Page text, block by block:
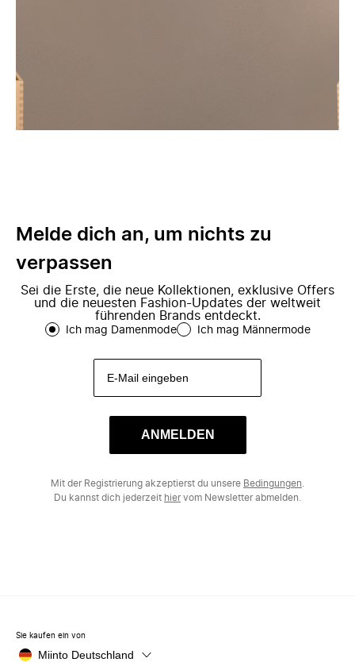
Melde dich an, um nichts zu
verpassen
Sei die Erste, die neue Kollektionen, exklusive Offers
und die neuesten Fashion-Updates der weltweit
führenden Brands entdeckt.
Ich mag Damenmode Ich mag Männermode
ANMELDEN
Mit der Registrierung akzeptierst du unsere Bedingungen
Du kannst dich jederzeit hiervom Newsletter abmelden.
Sie kaufen ein von
Miinto Deutschland